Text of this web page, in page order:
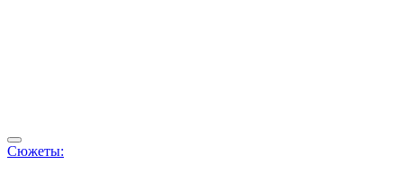
Сюжеты: